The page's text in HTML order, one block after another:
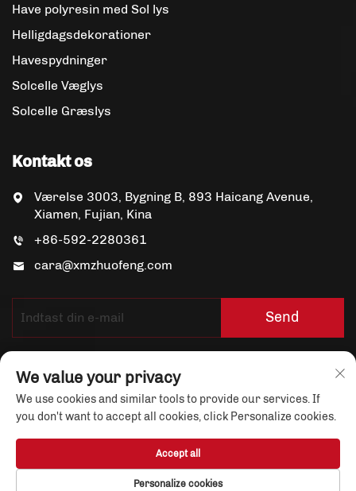
Have polyresin med Sol lys
Helligdagsdekorationer
Havespydninger
Solcelle Væglys
Solcelle Græslys
Kontakt os
Værelse 3003, Bygning B, 893 Haicang Avenue,
Xiamen, Fujian, Kina
+86-592-2280361
cara@xmzhuofeng.com
Send
Copyright © Xiamen Yuandian Trade Co., Ltd. All Rights
Privatlivspolitik
We value your privacy
We use cookies and similar tools to provide our services. If
you don't want to accept all cookies, click Personalize cookies.
Personalize cookies
Accept all